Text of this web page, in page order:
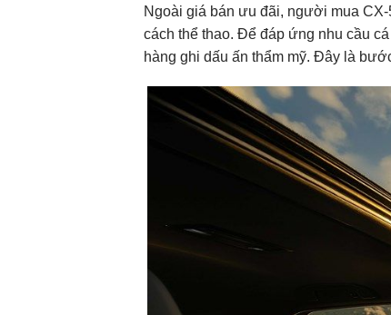
Ngoài giá bán ưu đãi, người mua CX-
cách thể thao. Để đáp ứng nhu cầu
hàng ghi dấu ấn thẩm mỹ. Đây là